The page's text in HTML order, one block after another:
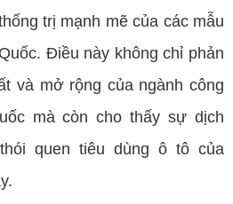
trị mạnh mẽ của các mẫu
Điều này không chỉ phản
và mở rộng của ngành công
mà còn cho thấy sự dịch
quen tiêu dùng ô tô của